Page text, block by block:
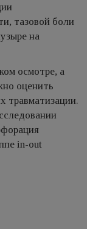
тазовой боли
на
осмотре, а
оценить
травматизации.
in-out